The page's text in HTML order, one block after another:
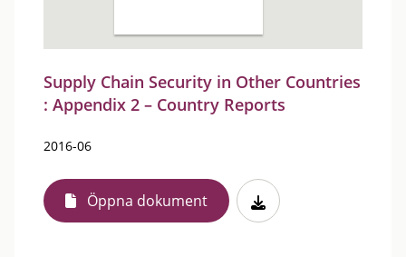
Supply Chain Security in Other Countries
: Appendix 2 – Country Reports
2016-06
Öppna dokument